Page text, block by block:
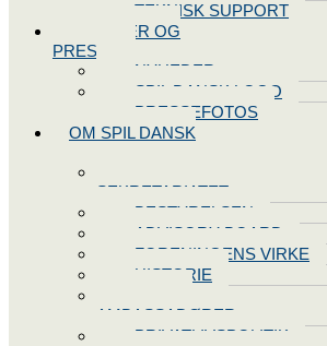
TEKNISK SUPPORT
NYHEDER OG
PRESSE
NYHEDER
SPIL DANSK LOGO
PRESSEFOTOS
OM SPIL DANSK
SEKRETARIATET
BESTYRELSEN
ADVISORY BOARD
FORENINGENS VIRKE
HISTORIE
AMBASSADØRER
PRIVATLIVSPOLITIK